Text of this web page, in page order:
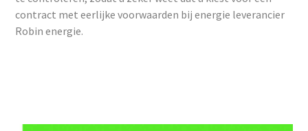
contract met eerlijke voorwaarden bij energie leverancier
Robin energie.